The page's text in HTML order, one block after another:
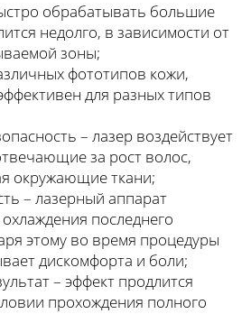
обрабатывать большие
недолго, в зависимости от
зоны;
фототипов кожи,
для разных типов
– лазер воздействует
за рост волос,
окружающие ткани;
– лазерный аппарат
последнего
этому во время процедуры
дискомфорта и боли;
– эффект продлится
прохождения полного